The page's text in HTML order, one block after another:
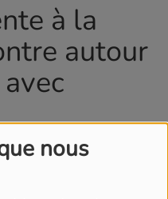
nous
à la
autour